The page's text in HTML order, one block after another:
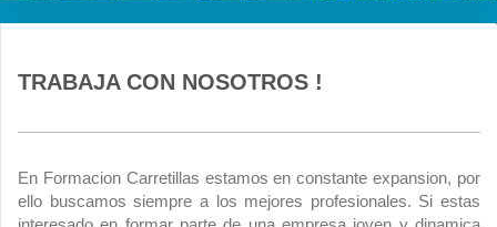
TRABAJA CON NOSOTROS !
En Formacion Carretillas estamos en constante expansion, por
ello buscamos siempre a los mejores profesionales. Si estas